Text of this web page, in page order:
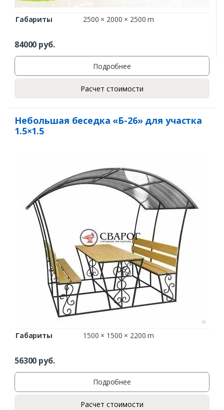
Габариты 2500 × 2000 × 2500 m
84000 руб.
Подробнее
Расчет стоимости
Небольшая беседка «Б-26» для участка
1.5×1.5
Габариты 1500 × 1500 × 2200 m
56300 руб.
Подробнее
Расчет стоимости